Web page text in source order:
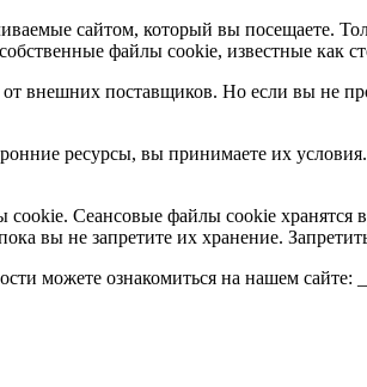
сайтом, который вы посещаете.
файлы cookie, известные как
внешних поставщиков. Но если вы не
ресурсы, вы принимаете их
Сеансовые файлы cookie
вы не запретите их хранение.
можете ознакомиться на нашем сайте: